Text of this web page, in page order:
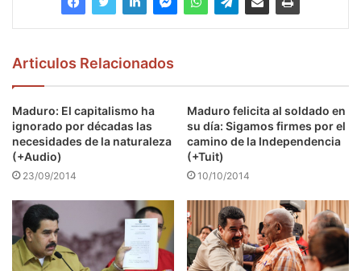
Articulos Relacionados
Maduro: El capitalismo ha
ignorado por décadas las
necesidades de la naturaleza
(+Audio)
23/09/2014
Maduro felicita al soldado en
su día: Sigamos firmes por el
camino de la Independencia
(+Tuit)
10/10/2014